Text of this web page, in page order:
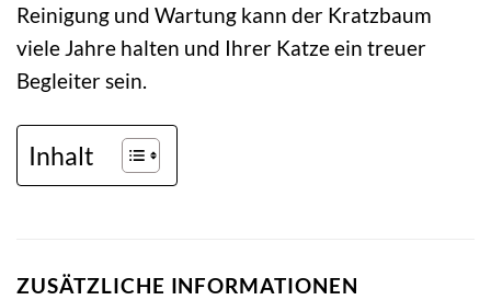
Reinigung und Wartung kann der Kratzbaum
viele Jahre halten und Ihrer Katze ein treuer
Begleiter sein.
Inhalt
ZUSÄTZLICHE INFORMATIONEN